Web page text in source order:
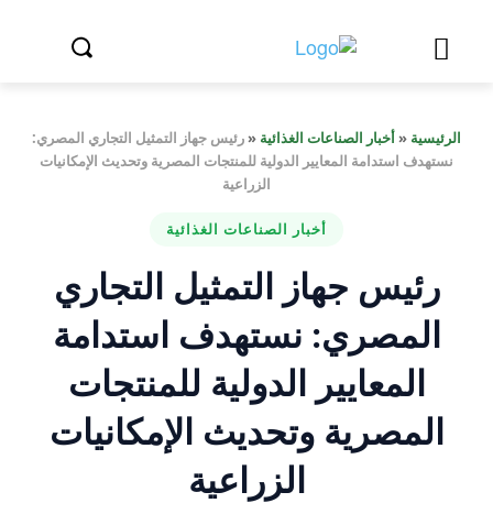
الرئيسية «أخبار الصناعات الغذائية «رئيس جهاز التمثيل التجاري المصري:
نستهدف استدامة المعايير الدولية للمنتجات المصرية وتحديث الإمكانيات
الزراعية
أخبار الصناعات الغذائية
رئيس جهاز التمثيل التجاري
المصري: نستهدف استدامة
المعايير الدولية للمنتجات
المصرية وتحديث الإمكانيات
الزراعية